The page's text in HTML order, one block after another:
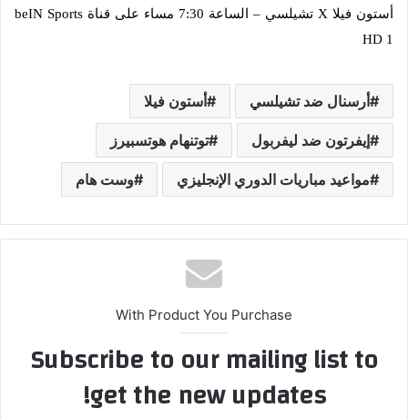
أستون فيلا X تشيلسي – الساعة 7:30 مساء على قناة beIN Sports
HD 1
أرسنال ضد تشيلسي أستون فيلا
إيفرتون ضد ليفربول توتنهام هوتسبيرز
مواعيد مباريات الدوري الإنجليزي وست هام
With Product You Purchase
Subscribe to our mailing list to
get the new updates!